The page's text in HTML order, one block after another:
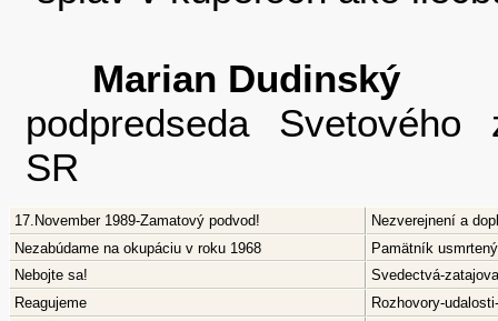
Marian Dudinský
podpredseda Svetového
SR
17.November 1989-Zamatový podvod!
Nezverejnení a
Nezabúdame na okupáciu v roku 1968
Pamätník
Nebojte sa!
Svedectvá-
Reagujeme
Rozhovory-